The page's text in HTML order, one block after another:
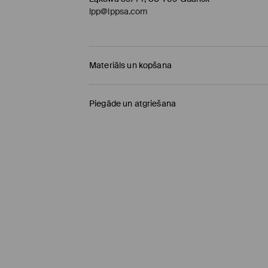
lpp@lppsa.com
Materiāls un kopšana
Piegāde un atgriešana